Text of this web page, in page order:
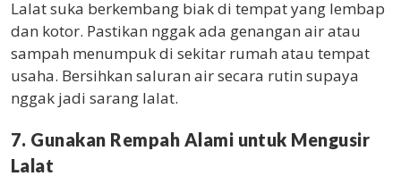
Lalat suka berkembang biak di tempat yang lembap
dan kotor. Pastikan nggak ada genangan air atau
sampah menumpuk di sekitar rumah atau tempat
usaha. Bersihkan saluran air secara rutin supaya
nggak jadi sarang lalat.
7. Gunakan Rempah Alami untuk Mengusir
Lalat